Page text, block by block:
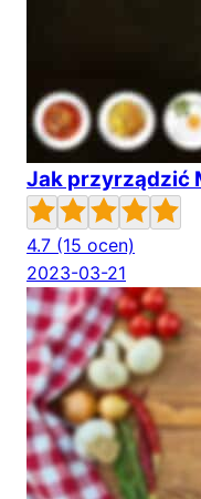
Jak przyrządzić
4.7 (15 ocen)
2023-03-21